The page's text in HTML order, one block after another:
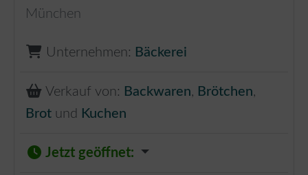
München
Unternehmen: Bäckerei
Verkauf von: Backwaren, Brötchen,
Brot und Kuchen
Jetzt geöffnet: